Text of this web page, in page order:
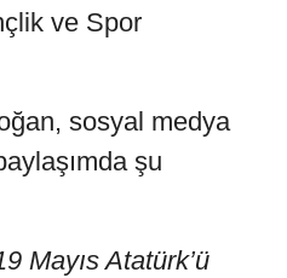
ve Spor
sosyal medya
şu
Mayıs Atatürk’ü